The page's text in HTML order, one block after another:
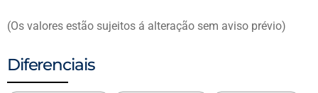
(Os valores estão sujeitos á alteração sem aviso prévio)
Diferenciais